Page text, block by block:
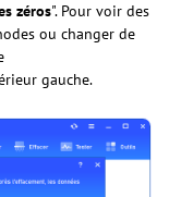
zéros". Pour voir des
ou changer de
gauche.